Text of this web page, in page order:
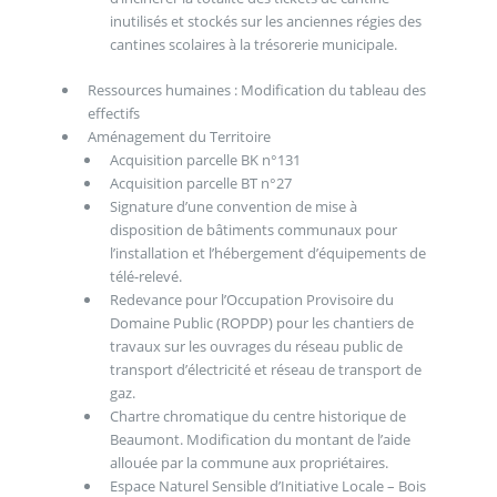
inutilisés et stockés sur les anciennes régies des
cantines scolaires à la trésorerie municipale.
Ressources humaines : Modification du tableau des
effectifs
Aménagement du Territoire
Acquisition parcelle BK n°131
Acquisition parcelle BT n°27
Signature d’une convention de mise à
disposition de bâtiments communaux pour
l’installation et l’hébergement d’équipements de
télé-relevé.
Redevance pour l’Occupation Provisoire du
Domaine Public (ROPDP) pour les chantiers de
travaux sur les ouvrages du réseau public de
transport d’électricité et réseau de transport de
gaz.
Chartre chromatique du centre historique de
Beaumont. Modification du montant de l’aide
allouée par la commune aux propriétaires.
Espace Naturel Sensible d’Initiative Locale – Bois